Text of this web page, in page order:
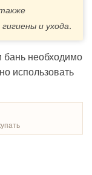
и ухода.
необходимо
использовать